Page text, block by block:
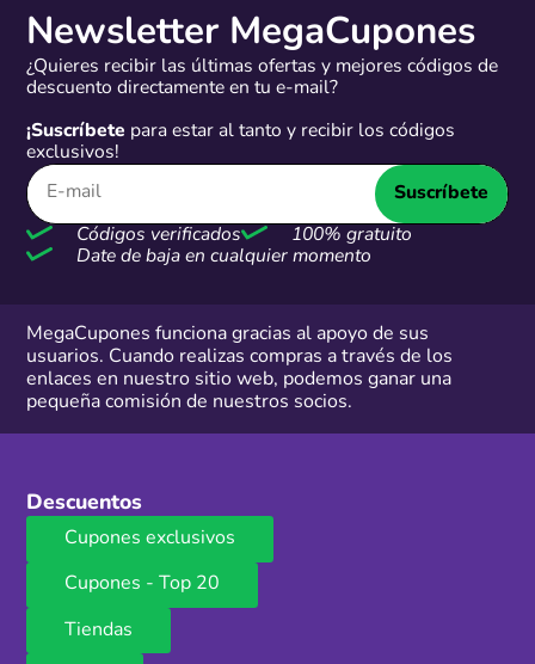
Newsletter MegaCupones
¿Quieres recibir las últimas ofertas y mejores códigos de
descuento directamente en tu e-mail?
¡Suscríbete para estar al tanto y recibir los códigos
exclusivos!
Suscríbete
Códigos verificados
100% gratuito
Date de baja en cualquier momento
MegaCupones funciona gracias al apoyo de sus
usuarios. Cuando realizas compras a través de los
enlaces en nuestro sitio web, podemos ganar una
pequeña comisión de nuestros socios.
Descuentos
Cupones exclusivos
Cupones - Top 20
Tiendas